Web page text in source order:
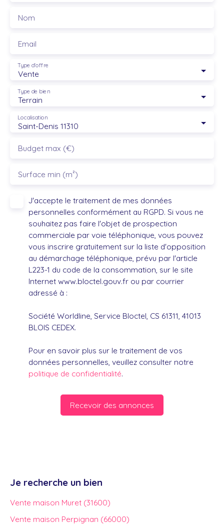
Nom
Email
Vente
Type d'offre
Terrain
Type de bien
Saint-Denis 11310
Localisation
Budget max (€)
Surface min (m²)
J'accepte le traitement de mes données
personnelles conformément au RGPD. Si vous ne
souhaitez pas faire l'objet de prospection
commerciale par voie téléphonique, vous pouvez
vous inscrire gratuitement sur la liste d'opposition
au démarchage téléphonique, prévu par l'article
L223-1 du code de la consommation, sur le site
Internet www.bloctel.gouv.fr ou par courrier
adressé à :
Société Worldline, Service Bloctel, CS 61311, 41013
BLOIS CEDEX.
Pour en savoir plus sur le traitement de vos
données personnelles, veuillez consulter notre
politique de confidentialité.
Recevoir des annonces
Je recherche un bien
Vente maison Muret (31600)
Vente maison Perpignan (66000)